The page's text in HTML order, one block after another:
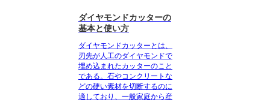
ダイヤモンドカッターの
基本と使い方
ダイヤモンドカッターとは、
刃先が人工のダイヤモンドで
埋め込まれたカッターのこと
である。石やコンクリートな
どの硬い素材を切断するのに
適しており、一般家庭から産